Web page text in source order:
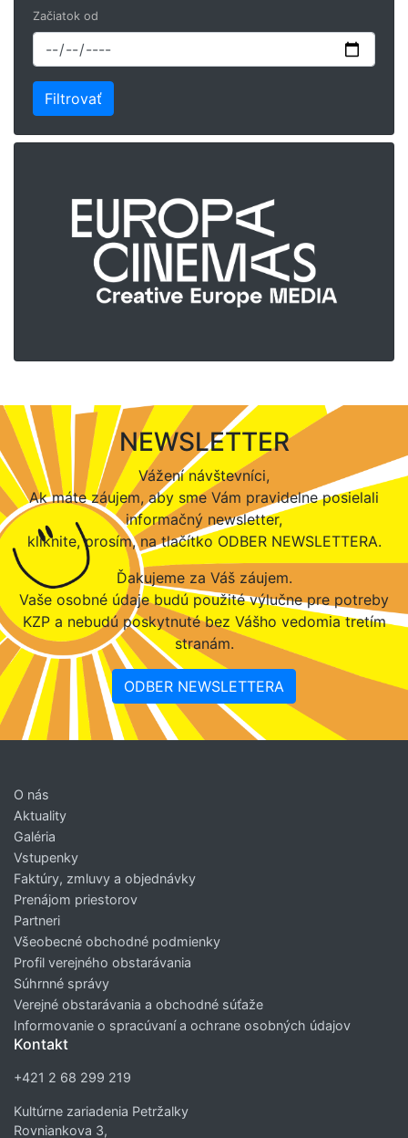
Začiatok od
NEWSLETTER
Vážení návštevníci,
Ak máte záujem, aby sme Vám pravidelne posielali
informačný newsletter,
kliknite, prosím, na tlačítko ODBER NEWSLETTERA.
Ďakujeme za Váš záujem.
Vaše osobné údaje budú použité výlučne pre potreby
KZP a nebudú poskytnuté bez Vášho vedomia tretím
stranám.
ODBER NEWSLETTERA
O nás
Aktuality
Galéria
Vstupenky
Faktúry, zmluvy a objednávky
Prenájom priestorov
Partneri
Všeobecné obchodné podmienky
Profil verejného obstarávania
Súhrnné správy
Verejné obstarávania a obchodné súťaže
Informovanie o spracúvaní a ochrane osobných údajov
Kontakt
+421 2 68 299 219
Kultúrne zariadenia Petržalky
Rovniankova 3,